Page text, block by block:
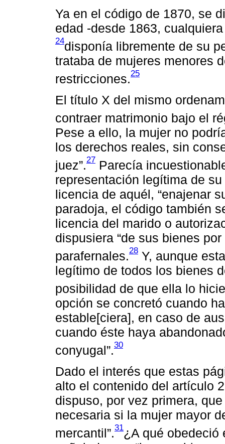
Ya en el código de 1870, se
edad -desde 1863,
24disponía libremente de su
trataba de mujeres menores
restricciones.25
El título X del mismo
contraer matrimonio bajo el
Pese a ello, la mujer no
los derechos reales, sin
juez”.27 Parecía
representación legítima de
licencia de aquél, “enajenar
paradoja, el código también
licencia del marido o
dispusiera “de sus bienes
parafernales.28 Y, aunque
legítimo de todos los bienes
posibilidad de que ella lo
opción se concretó cuando
estable[ciera], en caso de
cuando éste haya
conyugal”.30
Dado el interés que estas
alto el contenido del artículo
dispuso, por vez primera,
necesaria si la mujer mayor
mercantil”.31¿A qué obedeció